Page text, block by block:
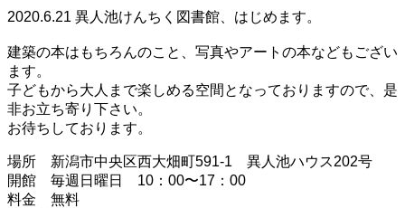
2020.6.21 異人池けんちく図書館、はじめます。
建築の本はもちろんのこと、写真やアートの本などもござい
ます。
子どもから大人まで楽しめる空間となっておりますので、是
非お立ち寄り下さい。
お待ちしております。
場所 新潟市中央区西大畑町591-1 異人池ハウス202号
開館 毎週日曜日 10：00〜17：00
料金 無料